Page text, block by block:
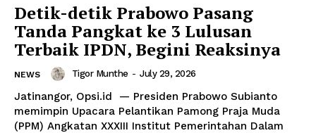
Detik-detik Prabowo Pasang
Tanda Pangkat ke 3 Lulusan
Terbaik IPDN, Begini Reaksinya
NEWS Tigor Munthe - July 29, 2026
Jatinangor, Opsi.id — Presiden Prabowo Subianto
memimpin Upacara Pelantikan Pamong Praja Muda
(PPM) Angkatan XXXIII Institut Pemerintahan Dalam